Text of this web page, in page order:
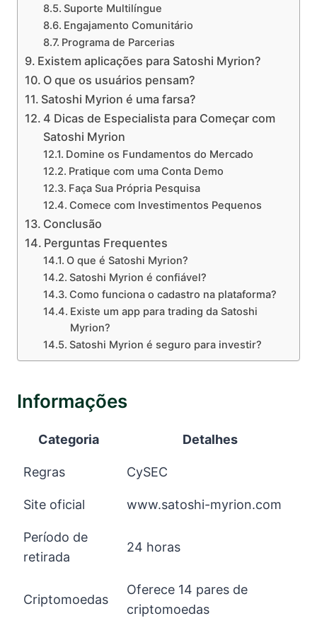
Suporte Multilíngue
Engajamento Comunitário
Programa de Parcerias
Existem aplicações para Satoshi Myrion?
O que os usuários pensam?
Satoshi Myrion é uma farsa?
4 Dicas de Especialista para Começar com
Satoshi Myrion
Domine os Fundamentos do Mercado
Pratique com uma Conta Demo
Faça Sua Própria Pesquisa
Comece com Investimentos Pequenos
Conclusão
Perguntas Frequentes
O que é Satoshi Myrion?
Satoshi Myrion é confiável?
Como funciona o cadastro na plataforma?
Existe um app para trading da Satoshi
Myrion?
Satoshi Myrion é seguro para investir?
Informações
Categoria Detalhes
Regras CySEC
Site oficial www.satoshi-myrion.com
Período de
retirada
24 horas
Criptomoedas
Oferece 14 pares de
criptomoedas